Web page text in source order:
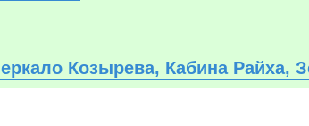
Козырева, Кабина Райха,